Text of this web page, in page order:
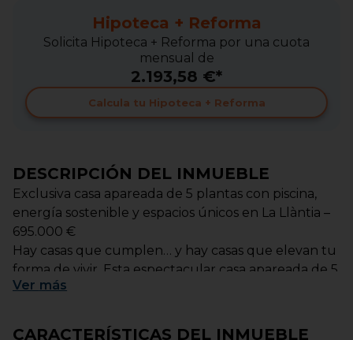
Hipoteca + Reforma
Solicita Hipoteca + Reforma por una cuota
mensual de
2.193,58 €*
Calcula tu Hipoteca + Reforma
DESCRIPCIÓN DEL INMUEBLE
Exclusiva casa apareada de 5 plantas con piscina,
energía sostenible y espacios únicos en La Llàntia –
695.000 €
Hay casas que cumplen… y hay casas que elevan tu
forma de vivir. Esta espectacular casa apareada de 5
plantas en La Llàntia, Mataró, es una de esas
también estilo de vida. Diseñada para quienes
Ver más
CARACTERÍSTICAS DEL INMUEBLE